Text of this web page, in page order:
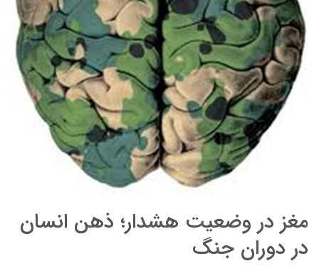
مغز در وضعیت هشدار؛ ذهن انسان
در دوران جنگ